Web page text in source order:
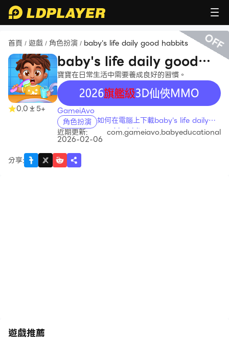
首頁 / 遊戲 / 角色扮演 / baby's life daily good habbits
0.0 5+
baby's life daily good
habbits
寶寶在日常生活中需要養成良好的習慣。
recommend
GameiAvo
角色扮演 如何在電腦上下載baby's life daily
good habbits
近期更新:
2026-02-06
com.gameiavo.babyeducational
分享:
OFF
遊戲推薦